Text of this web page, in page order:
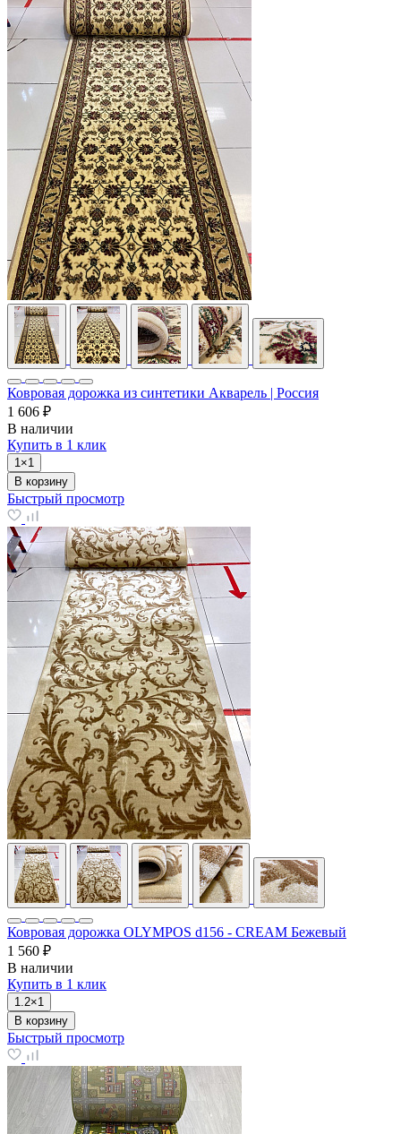
Ковровая дорожка из синтетики Акварель | Россия
1 606 ₽
В наличии
Купить в 1 клик
1×1
В корзину
Быстрый просмотр
Ковровая дорожка OLYMPOS d156 - CREAM Бежевый
1 560 ₽
В наличии
Купить в 1 клик
1.2×1
В корзину
Быстрый просмотр